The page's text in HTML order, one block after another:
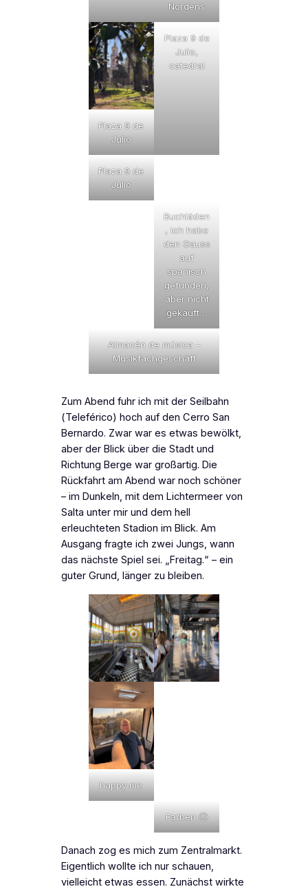
Nordens
Plaza 9 de
Julio
Plaza 9 de
Julio,
catedral
Plaza 9 de
Julio
Buchläden
, ich habe
den Gauss
auf
spanisch
gefunden,
aber nicht
gekauft…
Almacén de música –
Musikfachgeschäft
Zum Abend fuhr ich mit der Seilbahn
(Teleférico) hoch auf den Cerro San
Bernardo. Zwar war es etwas bewölkt,
aber der Blick über die Stadt und
Richtung Berge war großartig. Die
Rückfahrt am Abend war noch schöner
– im Dunkeln, mit dem Lichtermeer von
Salta unter mir und dem hell
erleuchteten Stadion im Blick. Am
Ausgang fragte ich zwei Jungs, wann
das nächste Spiel sei. „Freitag.“ – ein
guter Grund, länger zu bleiben.
happy me
Farben 🙂
Danach zog es mich zum Zentralmarkt.
Eigentlich wollte ich nur schauen,
vielleicht etwas essen. Zunächst wirkte